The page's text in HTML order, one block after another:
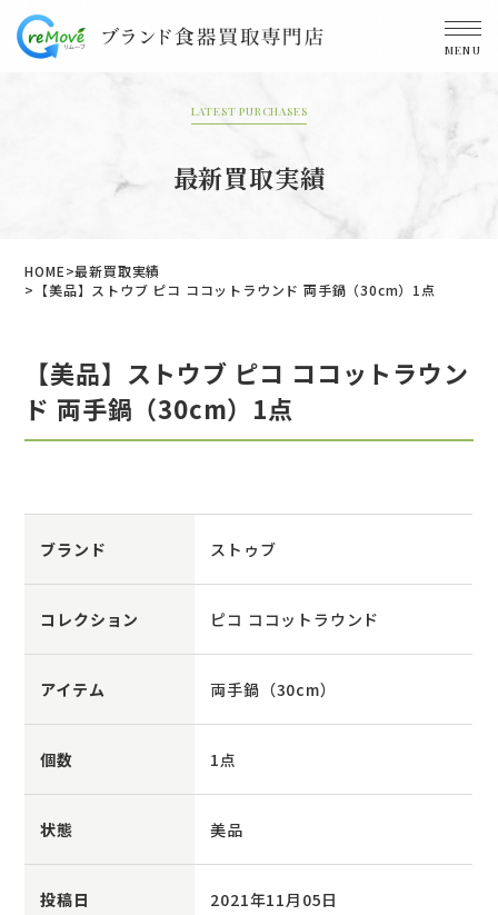
MENU
LATEST PURCHASES
最新買取実績
HOME
最新買取実績
【美品】ストウブ ピコ ココットラウンド 両手鍋（30cm）1点
【美品】ストウブ ピコ ココットラウン
ド 両手鍋（30cm）1点
ブランド ストゥブ
コレクション ピコ ココットラウンド
アイテム 両手鍋（30cm）
個数 1点
状態 美品
投稿日 2021年11月05日